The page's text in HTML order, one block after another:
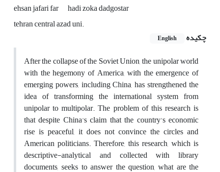
ehsan jafari far hadi zoka dadgostar
tehran central azad uni.
چکیده
English
After the collapse of the Soviet Union, the unipolar world
with the hegemony of America, with the emergence of
emerging powers, including China, has strengthened the
idea of ​​transforming the international system from
unipolar to multipolar. The problem of this research is
that despite China's claim that the country's economic
rise is peaceful, it does not convince the circles and
American politicians. Therefore, this research, which is
descriptive-analytical and collected with library
documents, seeks to answer the question, what are the